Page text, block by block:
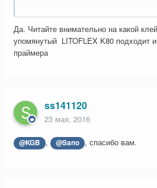
Да. Читайте внимательно на какой
упомянутый LITOFLEX K80 подходит
праймера
ss141120
23 мая, 2016
@KGB , @Sano , спасибо вам.